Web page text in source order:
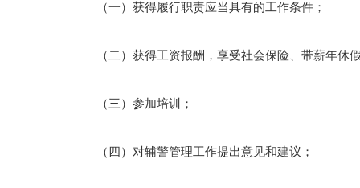
（一）获得履行职责应当具有的工作条件；
（二）获得工资报酬，享受社会保险、带薪年休
（三）参加培训；
（四）对辅警管理工作提出意见和建议；